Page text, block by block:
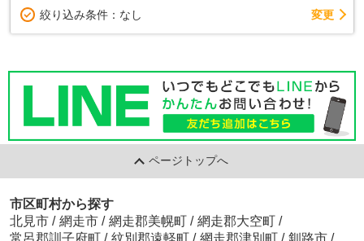
絞り込み条件： なし 変更
ページトップへ
市区町村から探す
北見市 / 網走市 / 網走郡美幌町 / 網走郡大空町 /
常呂郡訓子府町 / 紋別郡遠軽町 / 網走郡津別町 / 釧路市 /